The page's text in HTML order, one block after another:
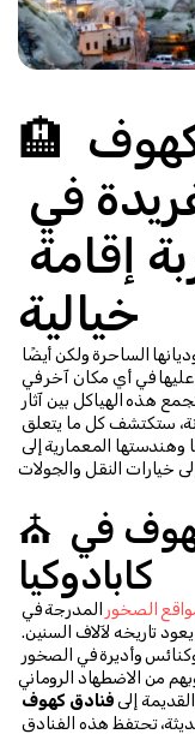
🏨 فنادق الكهوف
خيالية
⛪ تاريخ فنادق الكهوف في
كابادوكيا
الصخور المدرجة في
إلى